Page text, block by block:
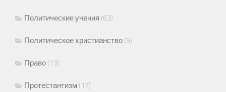
Политические учения (63)
Политическое христианство (5)
Право (13)
Протестантизм (17)